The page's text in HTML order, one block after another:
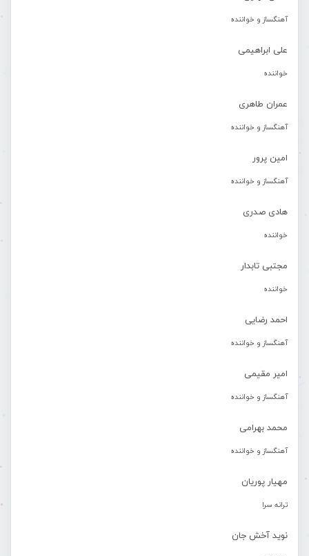
آهنگساز و خواننده
علی ابراهیمی
خواننده
عمران طاهری
آهنگساز و خواننده
امین پرور
آهنگساز و خواننده
هادی صدری
خواننده
مجتبی تابدار
خواننده
احمد رضایی
آهنگساز و خواننده
امیر مقیمی
آهنگساز و خواننده
محمد بهرامی
آهنگساز و خواننده
مهیار پوریان
ترانه سرا
نوید آخش جان